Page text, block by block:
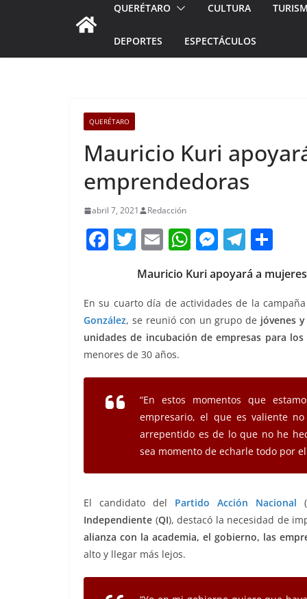
QUERÉTARO CULTURA
DEPORTES ESPECTÁCULOS
QUERÉTARO
Mauricio Kuri
emprendedoras
abril 7, 2021 Redacción
F
e
b
o
o
k
T
itt
er
E
ai
l
W
at
s
A
p
p
M
ss
e
n
g
er
T
el
e
gr
a
m
m
p
ar
tir
Mauricio Kuri apoyará a
En su cuarto día de actividades de la
González, se reunió con un grupo de jóvenes
unidades de incubación de empresas para
menores de 30 años.
“En estos momentos que
empresario, el que es valiente
arrepentido es de lo que no he
sea momento de echarle todo por el
El candidato del Partido Acción Nacional (
Independiente (QI), destacó la necesidad de
alianza con la academia, el gobierno, las
alto y llegar más lejos.